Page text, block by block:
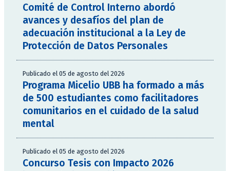
Comité de Control Interno abordó
avances y desafíos del plan de
adecuación institucional a la Ley de
Protección de Datos Personales
Publicado el 05 de agosto del 2026
Programa Micelio UBB ha formado a más
de 500 estudiantes como facilitadores
comunitarios en el cuidado de la salud
mental
Publicado el 05 de agosto del 2026
Concurso Tesis con Impacto 2026